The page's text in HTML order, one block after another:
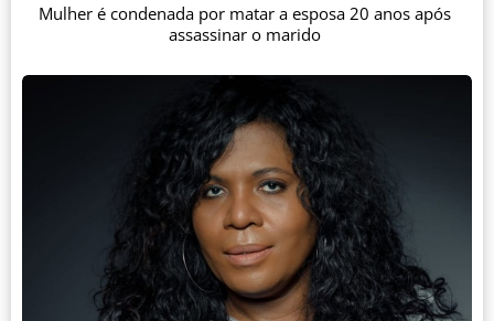
Mulher é condenada por matar a esposa 20 anos após
assassinar o marido